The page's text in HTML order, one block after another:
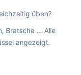
üben?
Bratsche … Alle
angezeigt.